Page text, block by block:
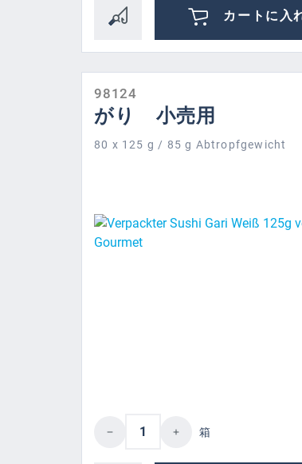
カートに入
98124
がり 小売用
80 x 125 g / 85 g Abtropfgewicht
Product Quantity:
箱